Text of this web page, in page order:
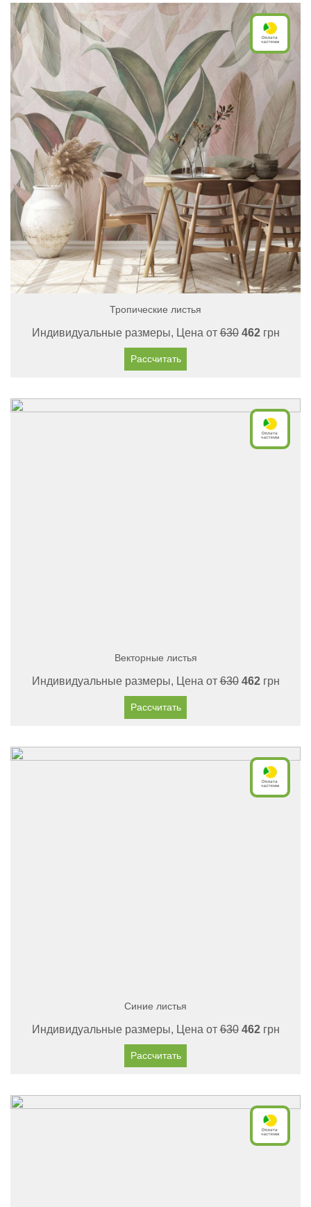
Тропические листья
Индивидуальные размеры, Цена от630 462грн
Рассчитать
Векторные листья
Индивидуальные размеры, Цена от630 462грн
Рассчитать
Синие листья
Индивидуальные размеры, Цена от630 462грн
Рассчитать